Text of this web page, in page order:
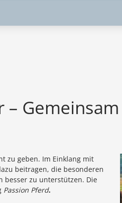
–
zu geben. Im Einklang mit
beitragen, die besonderen
besser zu unterstützen. Die
Passion Pferd.